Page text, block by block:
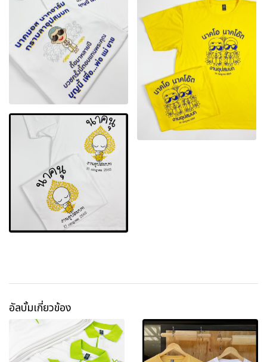
อัลบั้มเกี่ยวข้อง